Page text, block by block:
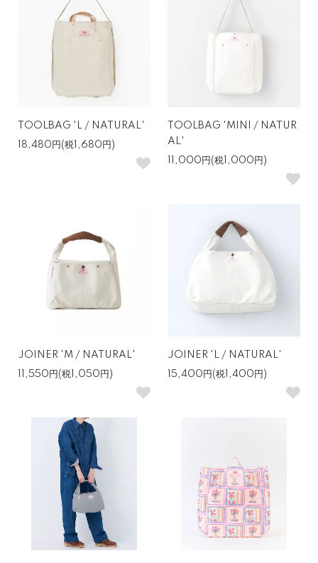
TOOLBAG 'L / NATURAL'
18,480円(税1,680円)
TOOLBAG 'MINI / NATUR
AL'
11,000円(税1,000円)
JOINER 'M / NATURAL'
11,550円(税1,050円)
JOINER 'L / NATURAL'
15,400円(税1,400円)